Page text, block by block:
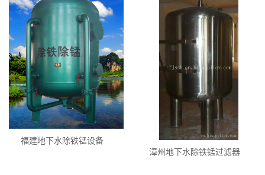
福建地下水除铁锰设备
漳州地下水除铁锰过滤器